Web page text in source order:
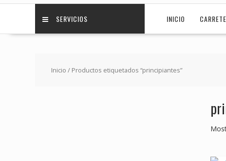
SERVICIOS INICIO
Inicio / Productos etiquetados “principiantes”